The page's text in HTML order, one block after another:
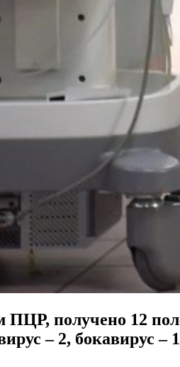
ПЦР, получено 12
– 2, бокавирус –